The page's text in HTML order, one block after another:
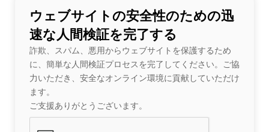
ウェブサイトの安全性のための迅
速な人間検証を完了する
詐欺、スパム、悪用からウェブサイトを保護するため
に、簡単な人間検証プロセスを完了してください。ご協
力いただき、安全なオンライン環境に貢献していただけ
ます。
ご支援ありがとうございます。